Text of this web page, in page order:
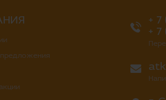
+
+ 7